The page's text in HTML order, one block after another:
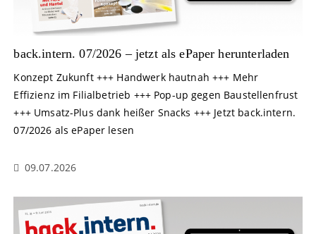
back.intern. 07/2026 – jetzt als ePaper herunterladen
Konzept Zukunft +++ Handwerk hautnah +++ Mehr
Effizienz im Filialbetrieb +++ Pop-up gegen Baustellenfrust
+++ Umsatz-Plus dank heißer Snacks +++ Jetzt back.intern.
07/2026 als ePaper lesen
09.07.2026